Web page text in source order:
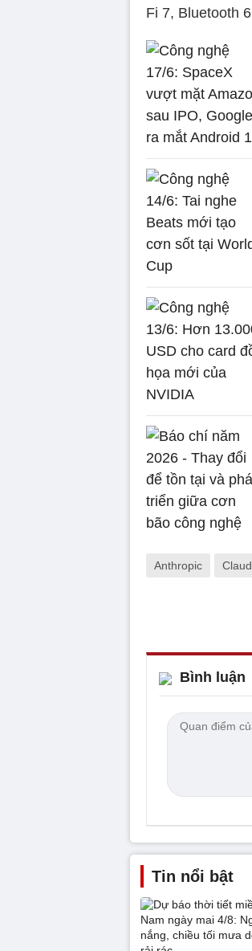
Fi 7, Bluetooth
Anthropic
Bình luận
Tin nổi bật